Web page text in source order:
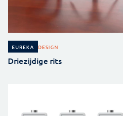
EUREKA DESIGN
Driezijdige rits